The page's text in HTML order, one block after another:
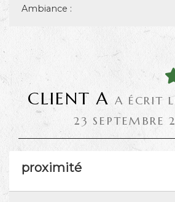
Ambiance :
CLIENT A A ÉCRIT
23 SEPTEMBRE
proximité